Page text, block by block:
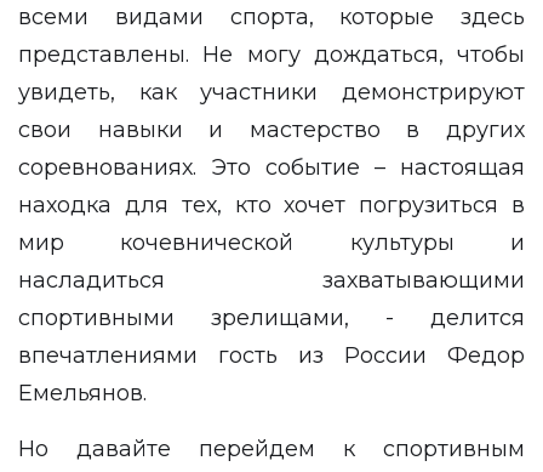
всеми видами спорта, которые здесь
представлены. Не могу дождаться, чтобы
увидеть, как участники демонстрируют
свои навыки и мастерство в других
соревнованиях. Это событие – настоящая
находка для тех, кто хочет погрузиться в
мир кочевнической культуры и
насладиться захватывающими
спортивными зрелищами, - делится
впечатлениями гость из России Федор
Емельянов.
Но давайте перейдем к спортивным